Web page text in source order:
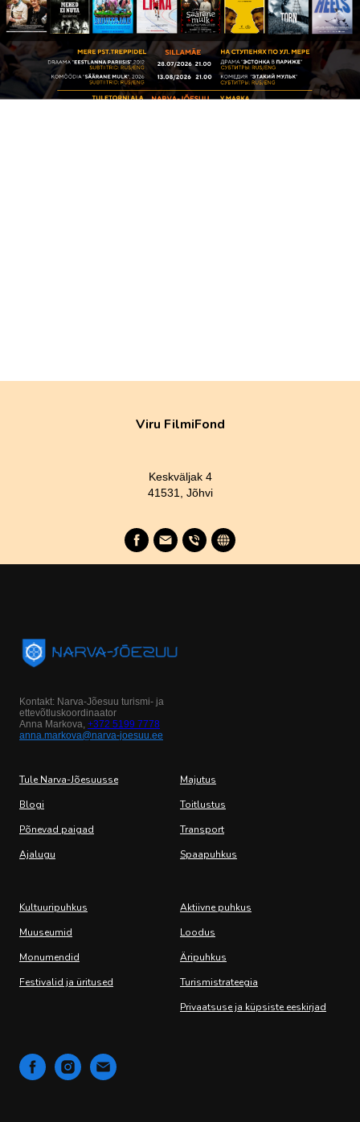
Viru FilmiFond
Keskväljak 4
41531, Jõhvi
Kontakt: Narva-Jõesuu turismi- ja
ettevõtluskoordinaator
Anna Markova, +372 5199 7778
anna.markova@narva-joesuu.ee
Tule Narva-Jõesuusse
Blogi
Põnevad paigad
Ajalugu
Majutus
Toitlustus
Transport
Spaapuhkus
Kultuuripuhkus
Muuseumid
Monumendid
Festivalid ja üritused
Aktiivne puhkus
Loodus
Äripuhkus
Turismistrateegia
Privaatsuse ja küpsiste eeskirjad